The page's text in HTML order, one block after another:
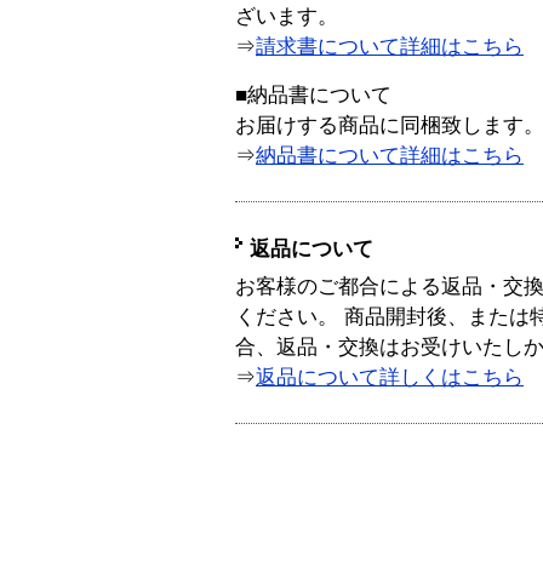
ざいます。
⇒請求書について詳細はこちら
■納品書について
お届けする商品に同梱致します。
⇒納品書について詳細はこちら
返品について
お客様のご都合による返品・交
ください。 商品開封後、または
合、返品・交換はお受けいたし
⇒返品について詳しくはこちら